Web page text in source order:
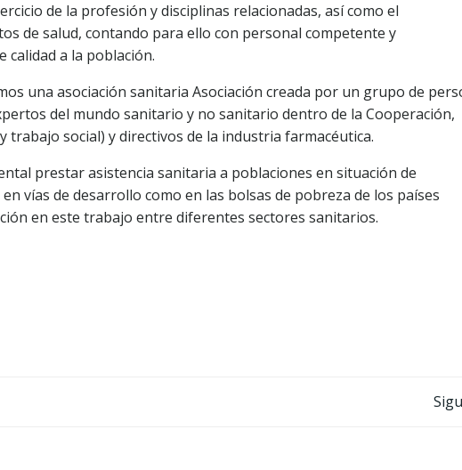
de la profesión y disciplinas relacionadas, así como el
de salud, contando para ello con personal competente y
a la población.
una asociación sanitaria Asociación creada por un grupo de
del mundo sanitario y no sanitario dentro de la Cooperación,
trabajo social) y directivos de la industria farmacéutica.
prestar asistencia sanitaria a poblaciones en situación de
vías de desarrollo como en las bolsas de pobreza de los países
en este trabajo entre diferentes sectores sanitarios.